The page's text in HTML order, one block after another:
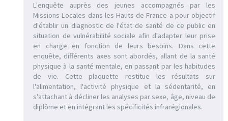
L'enquête auprès des jeunes accompagnés par les
Missions Locales dans les Hauts-de-France a pour objectif
d'établir un diagnostic de l'état de santé de ce public en
situation de vulnérabilité sociale afin d'adapter leur prise
en charge en fonction de leurs besoins. Dans cette
enquête, différents axes sont abordés, allant de la santé
physique à la santé mentale, en passant par les habitudes
de vie. Cette plaquette restitue les résultats sur
l'alimentation, l'activité physique et la sédentarité, en
s'attachant à décliner les analyses par sexe, âge, niveau de
diplôme et en intégrant les spécificités infrarégionales.